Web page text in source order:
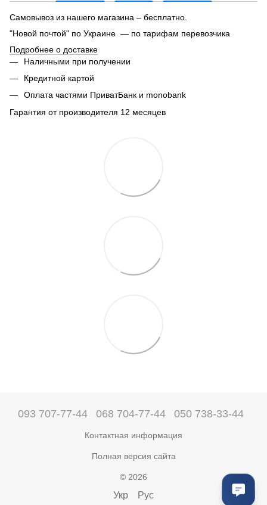
Самовывоз из нашего магазина – бесплатно.
"Новой почтой" по Украине — по тарифам перевозчика
Подробнее о доставке
Наличными при получении
Кредитной картой
Оплата частями ПриватБанк и monobank
Гарантия от производителя 12 месяцев
093 707-77-44 068 704-77-44 050 738-33-44
Контактная информация
Полная версия сайта
© 2026
Укр Рус